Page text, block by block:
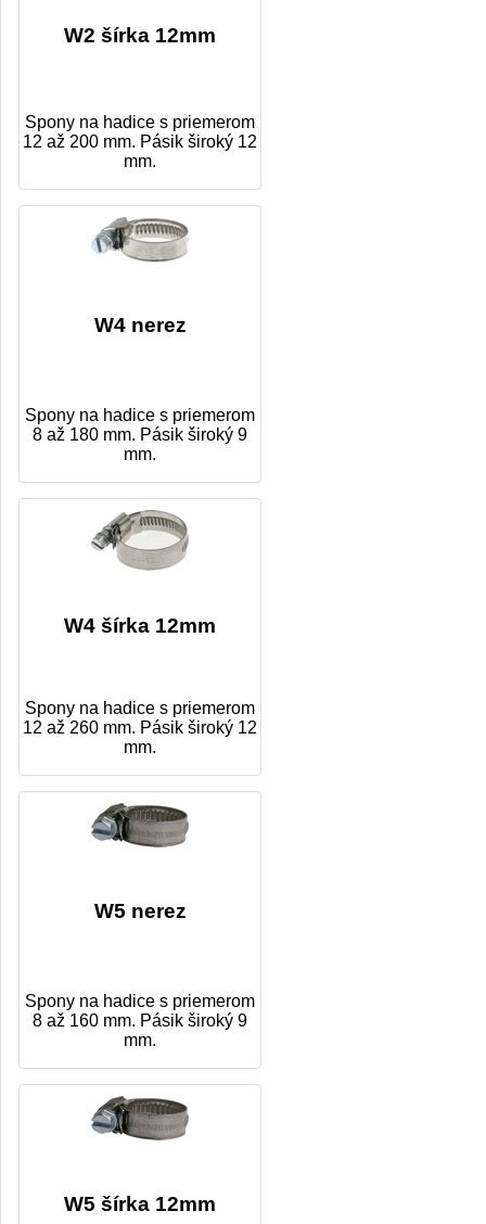
W2 šírka 12mm
Spony na hadice s priemerom
12 až 200 mm. Pásik široký 12
mm.
W4 nerez
Spony na hadice s priemerom
8 až 180 mm. Pásik široký 9
mm.
W4 šírka 12mm
Spony na hadice s priemerom
12 až 260 mm. Pásik široký 12
mm.
W5 nerez
Spony na hadice s priemerom
8 až 160 mm. Pásik široký 9
mm.
W5 šírka 12mm